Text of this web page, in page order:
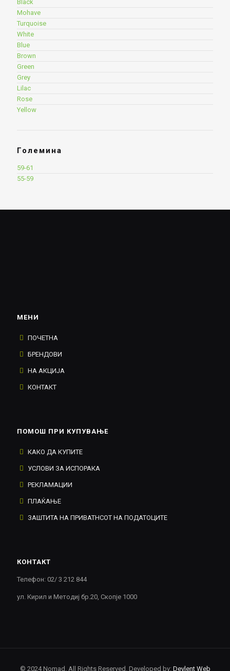
Black
Mohave
Turquoise
White
Blue
Brown
Green
Grey
Lilac
Rose
Yellow
Големина
59-61
55-59
МЕНИ
ПОЧЕТНА
БРЕНДОВИ
НА АКЦИЈА
КОНТАКТ
ПОМОШ ПРИ КУПУВАЊЕ
КАКО ДА КУПИТЕ
УСЛОВИ ЗА ИСПОРАКА
РЕКЛАМАЦИИ
ПЛАЌАЊЕ
ЗАШТИТА НА ПРИВАТНСОТ НА ПОДАТОЦИТЕ
КОНТАКТ
Телефон: 02/ 3 212 844
ул. Кирил и Методиј бр.20, Скопје 1000
© 2024 Nomad. All Rights Reserved. Developed by: Devlent Web